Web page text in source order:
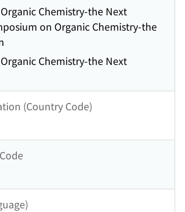
Chemistry-the Next
on Organic Chemistry-the
Chemistry-the Next
(Country Code)